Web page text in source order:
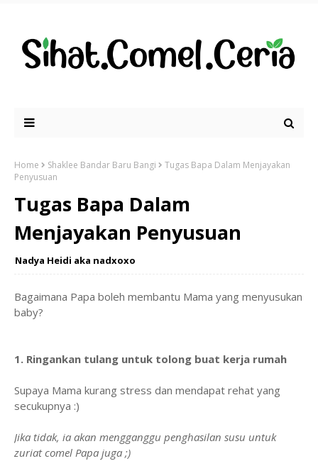
Home Shaklee Bandar Baru Bangi
Tugas Bapa Dalam Menjayakan
Penyusuan
Tugas Bapa Dalam
Menjayakan Penyusuan
Nadya Heidi aka nadxoxo
Bagaimana Papa boleh membantu Mama yang menyusukan
baby?
1. Ringankan tulang untuk tolong buat kerja rumah
Supaya Mama kurang stress dan mendapat rehat yang
secukupnya :)
Jika tidak, ia akan mengganggu penghasilan susu untuk
zuriat comel Papa juga ;)